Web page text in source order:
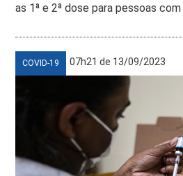
as 1ª e 2ª dose para pessoas
COVID-19 07h21 de 13/09/2023